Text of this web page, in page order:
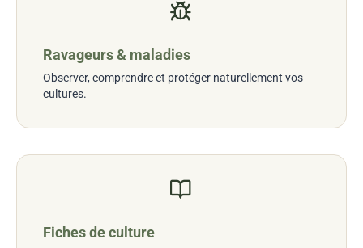
Ravageurs & maladies
Observer, comprendre et protéger naturellement vos
cultures.
Fiches de culture